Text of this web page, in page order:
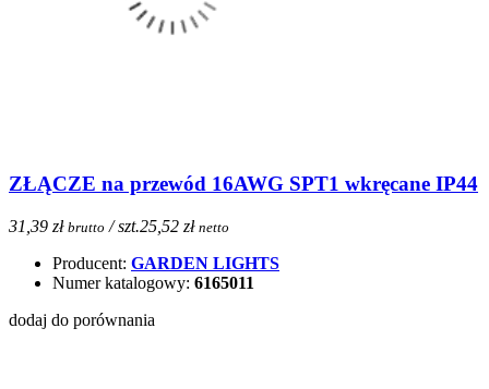
ZŁĄCZE na przewód 16AWG SPT1 wkręcane IP44
31,39 zł brutto / szt.25,52 zł netto
Producent: GARDEN LIGHTS
Numer katalogowy: 6165011
dodaj do porównania